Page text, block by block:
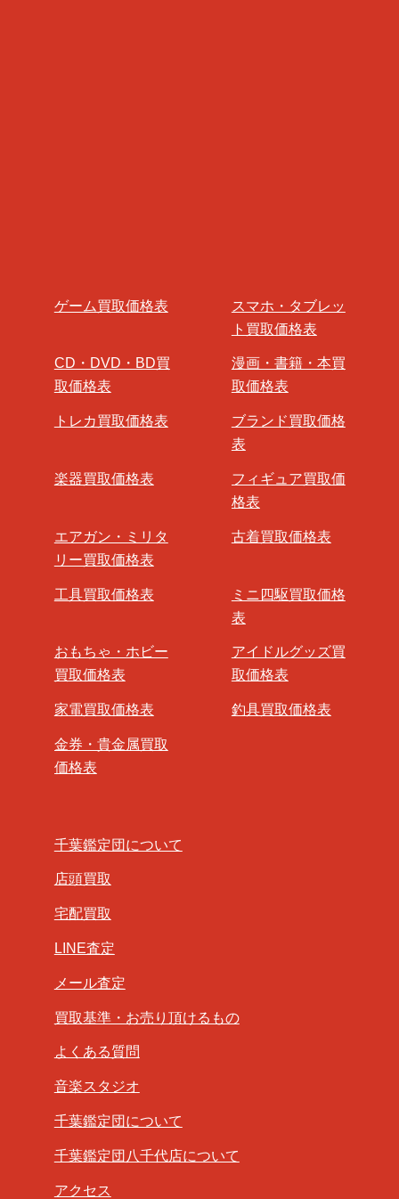
ゲーム買取価格表
スマホ・タブレッ
ト買取価格表
CD・DVD・BD買
取価格表
漫画・書籍・本買
取価格表
トレカ買取価格表
ブランド買取価格
表
楽器買取価格表
フィギュア買取価
格表
エアガン・ミリタ
リー買取価格表
古着買取価格表
工具買取価格表
ミニ四駆買取価格
表
おもちゃ・ホビー
買取価格表
アイドルグッズ買
取価格表
家電買取価格表 釣具買取価格表
金券・貴金属買取
価格表
千葉鑑定団について
店頭買取
宅配買取
LINE査定
メール査定
買取基準・お売り頂けるもの
よくある質問
音楽スタジオ
千葉鑑定団について
千葉鑑定団八千代店について
アクセス